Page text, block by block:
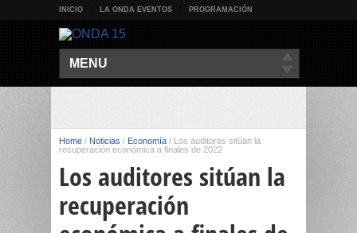
INICIO LA ONDA EVENTOS PROGRAMACIÓN
MENU
Home / Noticias / Economía / Los auditores sitúan la
recuperación económica a finales de 2022
Los auditores sitúan la
recuperación